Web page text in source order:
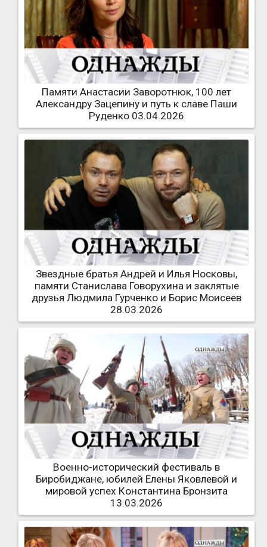
Памяти Анастасии Заворотнюк, 100 лет
Александру Зацепину и путь к славе Паши
Руденко 03.04.2026
Звездные братья Андрей и Илья Носковы,
памяти Станислава Говорухина и заклятые
друзья Людмила Гурченко и Борис Моисеев
28.03.2026
Военно-исторический фестиваль в
Биробиджане, юбилей Елены Яковлевой и
мировой успех Константина Бронзита
13.03.2026